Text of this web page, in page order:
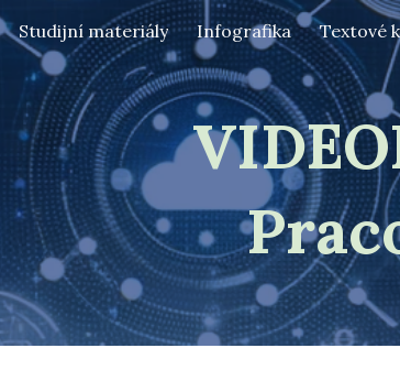
Skip to navigation
Studijní materiály Infografika Textové